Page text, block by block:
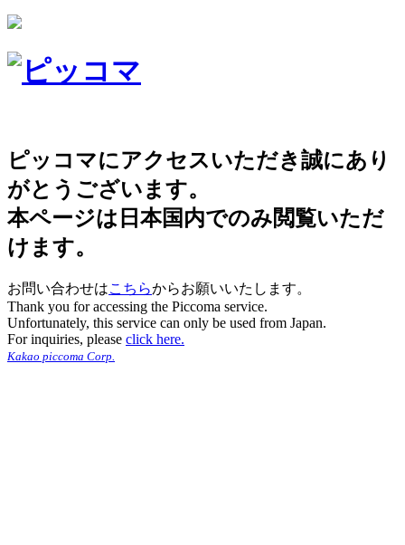
ピッコマにアクセスいただき誠にあり
がとうございます。
本ページは日本国内でのみ閲覧いただ
けます。
お問い合わせはこちらからお願いいたします。
Thank you for accessing the Piccoma service.
Unfortunately, this service can only be used from Japan.
For inquiries, please click here.
Kakao piccoma Corp.